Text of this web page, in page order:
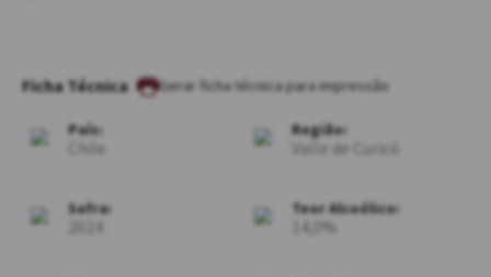
Ficha Técnica
País:
Chile
Região:
Valle de Curicó
Safra:
2024
Teor Alcoólico:
14,0